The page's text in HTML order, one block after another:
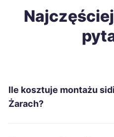
Wałbrzych
Tomaszów Mazowiecki
Włocławek
Ile kosztuje montażu
Żarach?